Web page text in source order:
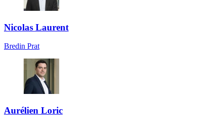
Nicolas Laurent
Bredin Prat
Aurélien Loric